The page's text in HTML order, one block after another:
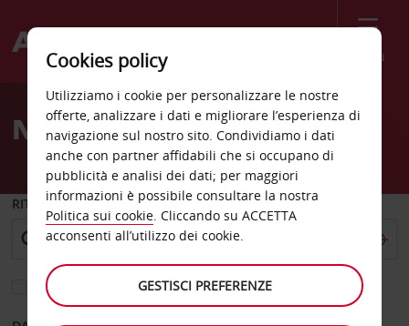
Menù
Welcome
AvisNoleggio auto Arras
RITIRO DA
Scegli una località di riconsegna diversa
Cookies policy
Utilizziamo i cookie per personalizzare le nostre
offerte, analizzare i dati e migliorare l’esperienza di
navigazione sul nostro sito. Condividiamo i dati
anche con partner affidabili che si occupano di
pubblicità e analisi dei dati; per maggiori
informazioni è possibile consultare la nostra
Politica sui cookie. Cliccando su ACCETTA
acconsenti all’utilizzo dei cookie.
GESTISCI PREFERENZE